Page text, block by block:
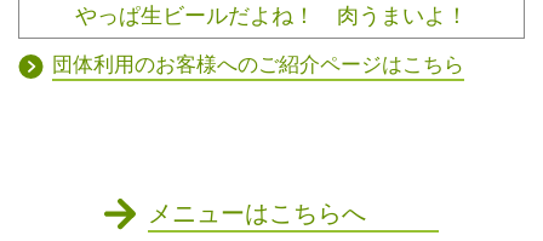
やっぱ生ビールだよね！ 肉うまいよ！
団体利用のお客様へのご紹介ページはこちら
メニューはこちらへ